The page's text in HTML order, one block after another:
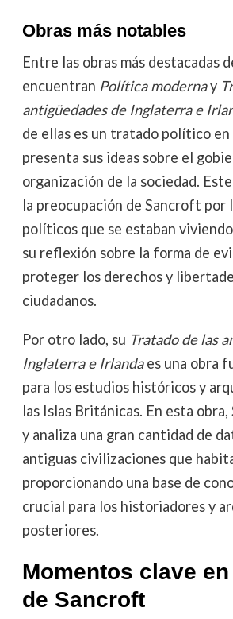
Obras más notables
Entre las obras más destacadas
encuentran Política modernay
antigüedades de Inglaterra e
de ellas es un tratado político
presenta sus ideas sobre el
organización de la sociedad.
la preocupación de Sancroft por
políticos que se estaban
su reflexión sobre la forma de
proteger los derechos y
ciudadanos.
Por otro lado, su Tratado de las
Inglaterra e Irlandaes una obra
para los estudios históricos y
las Islas Británicas. En esta
y analiza una gran cantidad de
antiguas civilizaciones que
proporcionando una base de
crucial para los historiadores y
posteriores.
Momentos clave
de Sancroft